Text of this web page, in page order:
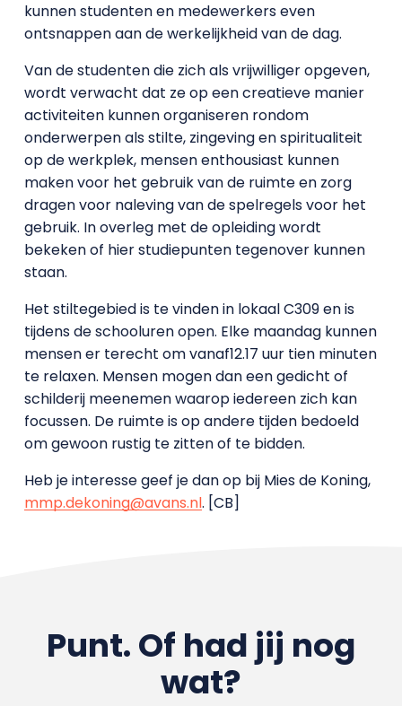
kunnen studenten en medewerkers even
ontsnappen aan de werkelijkheid van de dag.
Van de studenten die zich als vrijwilliger opgeven,
wordt verwacht dat ze op een creatieve manier
activiteiten kunnen organiseren rondom
onderwerpen als stilte, zingeving en spiritualiteit
op de werkplek, mensen enthousiast kunnen
maken voor het gebruik van de ruimte en zorg
dragen voor naleving van de spelregels voor het
gebruik. In overleg met de opleiding wordt
bekeken of hier studiepunten tegenover kunnen
staan.
Het stiltegebied is te vinden in lokaal C309 en is
tijdens de schooluren open. Elke maandag kunnen
mensen er terecht om vanaf12.17 uur tien minuten
te relaxen. Mensen mogen dan een gedicht of
schilderij meenemen waarop iedereen zich kan
focussen. De ruimte is op andere tijden bedoeld
om gewoon rustig te zitten of te bidden.
Heb je interesse geef je dan op bij Mies de Koning,
mmp.dekoning@avans.nl. [CB]
Punt. Of had jij nog
wat?